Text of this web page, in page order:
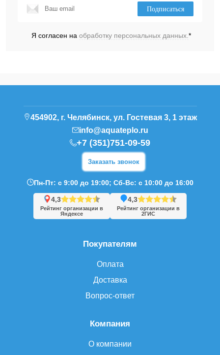
Подписаться
Я согласен на обработку персональных данных.*
Компания
О компании
Покупателям
Оплата
Доставка
Вопрос-ответ
454902, г. Челябинск, ул. Гостевая 3, 1 этаж
info@aquateplo.ru
+7 (351)751-09-59
Заказать звонок
Пн-Пт: с 9:00 до 19:00; Сб-Вс: с 10:00 до 16:00
4,3
Рейтинг организации в
Яндексе
4,3
Рейтинг организации в
2ГИС